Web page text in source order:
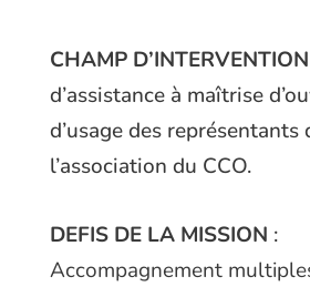
CHAMP D’INTERVENTION
d’assistance à maîtrise
d’usage des représentants
l’association du CCO.
DEFIS DE LA MISSION :
Accompagnement